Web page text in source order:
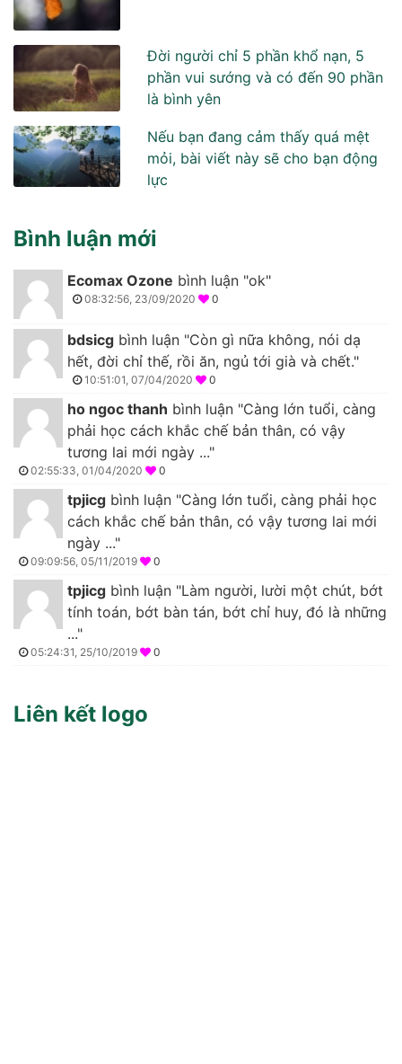
Đời người chỉ 5 phần khổ nạn, 5
phần vui sướng và có đến 90 phần
là bình yên
Nếu bạn đang cảm thấy quá mệt
mỏi, bài viết này sẽ cho bạn động
lực
Bình luận mới
Ecomax Ozone bình luận "ok"
08:32:56, 23/09/2020 0
bdsicg bình luận "Còn gì nữa không, nói dạ
hết, đời chỉ thế, rồi ăn, ngủ tới già và chết."
10:51:01, 07/04/2020 0
ho ngoc thanh bình luận "Càng lớn tuổi, càng
phải học cách khắc chế bản thân, có vậy
tương lai mới ngày ..."
02:55:33, 01/04/2020 0
tpjicg bình luận "Càng lớn tuổi, càng phải học
cách khắc chế bản thân, có vậy tương lai mới
ngày ..."
09:09:56, 05/11/2019 0
tpjicg bình luận "Làm người, lười một chút, bớt
tính toán, bớt bàn tán, bớt chỉ huy, đó là những
..."
05:24:31, 25/10/2019 0
Liên kết logo